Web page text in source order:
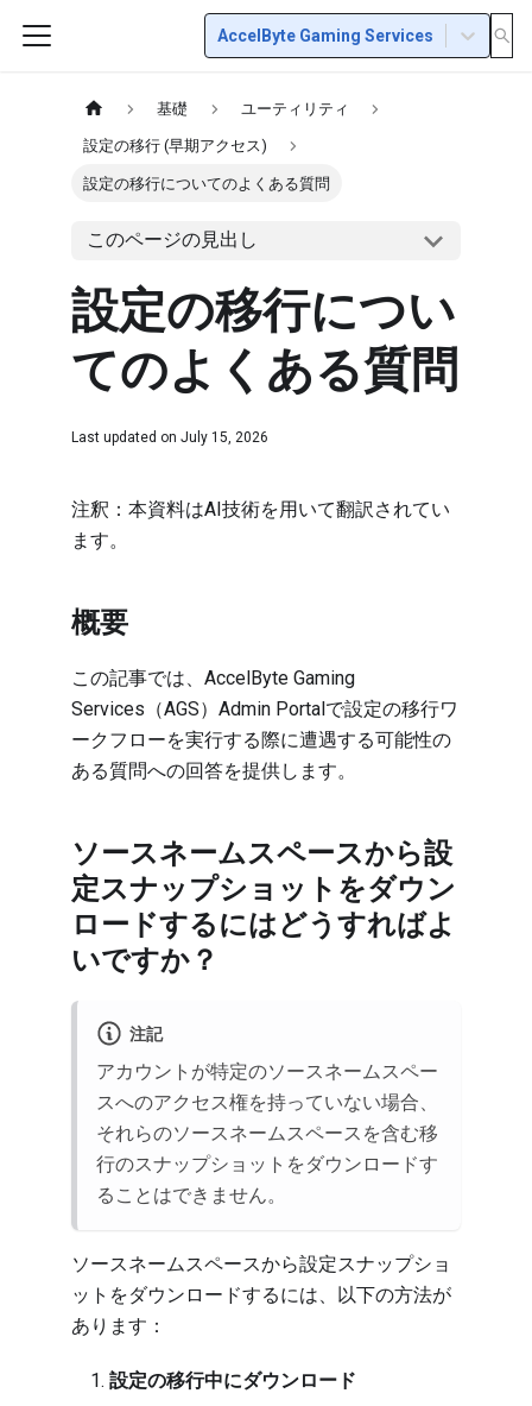
AccelByte Gaming Services
基礎 ユーティリティ
設定の移行 (早期アクセス)
設定の移行についてのよくある質問
このページの見出し
設定の移行につい
てのよくある質問
Last updated on July 15, 2026
注釈：本資料はAI技術を用いて翻訳されてい
ます。
概要
この記事では、AccelByte Gaming
Services（AGS）Admin Portalで設定の移行ワ
ークフローを実行する際に遭遇する可能性の
ある質問への回答を提供します。
ソースネームスペースから設
定スナップショットをダウン
ロードするにはどうすればよ
いですか？
注記
アカウントが特定のソースネームスペー
スへのアクセス権を持っていない場合、
それらのソースネームスペースを含む移
行のスナップショットをダウンロードす
ることはできません。
ソースネームスペースから設定スナップショ
ットをダウンロードするには、以下の方法が
あります：
設定の移行中にダウンロード